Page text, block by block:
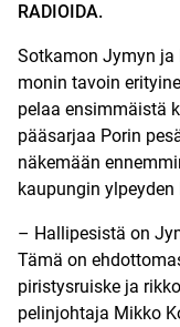
RADIOIDA.
Sotkamon Jymyn
monin tavoin
pelaa ensimmäistä
pääsarjaa Porin
näkemään
kaupungin
– Hallipesistä on
Tämä on
piristysruiske ja
pelinjohtaja Mikko